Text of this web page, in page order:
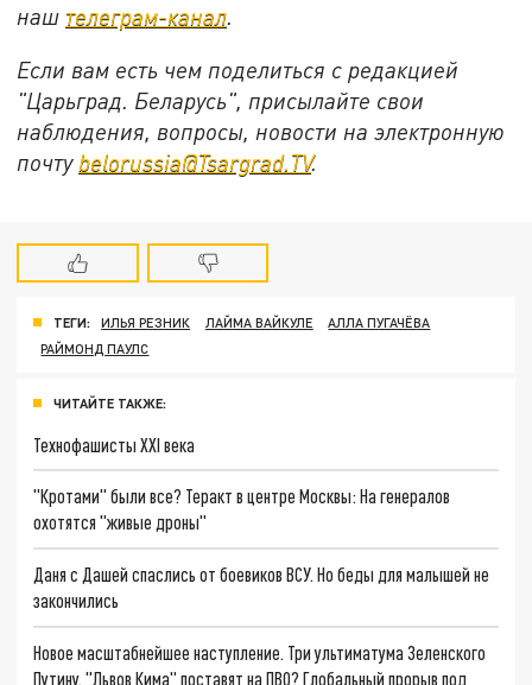
наш телеграм-канал
Если вам есть чем поделиться с редакцией
"Царьград. Беларусь", присылайте свои
наблюдения, вопросы, новости на электронную
почту belorussia@Tsargrad.TV.
ТЕГИ: ИЛЬЯ РЕЗНИК ЛАЙМА ВАЙКУЛЕ
АЛЛА ПУГАЧЁВА
РАЙМОНД ПАУЛС
ЧИТАЙТЕ ТАКЖЕ:
Технофашисты XXI века
"Кротами" были все? Теракт в центре Москвы: На генералов
охотятся "живые дроны"
Даня с Дашей спаслись от боевиков ВСУ. Но беды для малышей не
закончились
Новое масштабнейшее наступление. Три ультиматума Зеленского
Путину. "Львов Кима" поставят на ПВО? Глобальный прорыв под